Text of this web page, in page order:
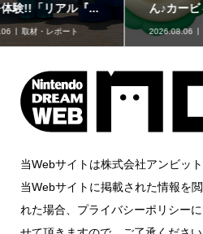
ん♪カービィスピナー」...
2026.08.06 グッズ情報
当Webサイトは株式会社アンビッ
当Webサイトに掲載された情報を
れた場合、プライバシーポリシー